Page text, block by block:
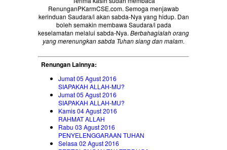
RenunganPKarmCSE.com. Semoga menjawab
kerinduan Saudara/i akan sabda-Nya yang hidup. Dan
boleh semakin membawa Saudara/i pada
keselamatan melalui sabda-Nya. Berbahagialah orang
yang merenungkan sabda Tuhan siang dan malam.
Renungan Lainnya:
Jumat 05 Agust 2016
SIAPAKAH ALLAH-MU?
Jumat 05 Agust 2016
SIAPAKAH ALLAH-MU?
Kamis 04 Agust 2016
RAHMAT ALLAH
Rabu 03 Agust 2016
PENYELENGGARAAN TUHAN
Selasa 02 Agust 2016